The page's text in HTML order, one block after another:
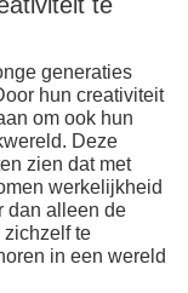
generaties
hun creativiteit
om ook hun
Deze
zien dat met
werkelijkheid
dan alleen de
te
in een wereld